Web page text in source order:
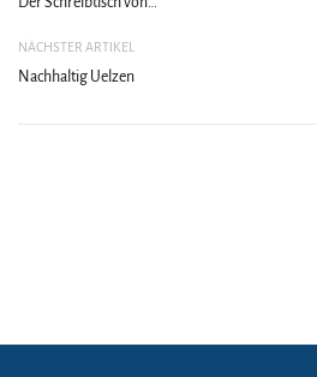
NÄCHSTER ARTIKEL
Nachhaltig Uelzen